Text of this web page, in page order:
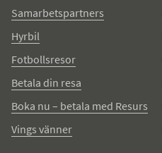
Samarbetspartners
Hyrbil
Fotbollsresor
Betala din resa
Boka nu – betala med Resurs
Vings vänner